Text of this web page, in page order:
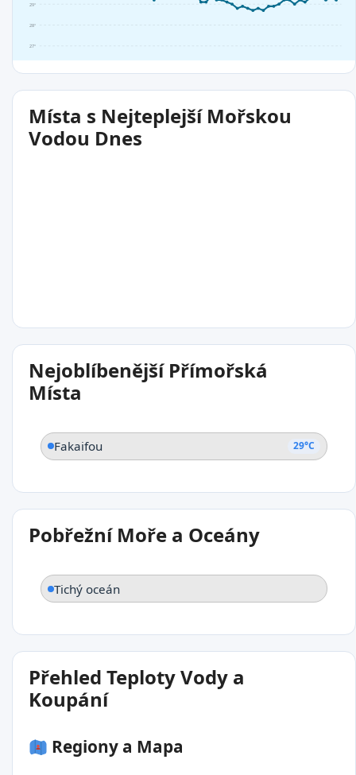
27°
28°
29°
Místa s Nejteplejší Mořskou
Vodou Dnes
29°C
Fakaifou
Nejoblíbenější Přímořská
Místa
Fakaifou 29°C
Pobřežní Moře a Oceány
Tichý oceán
Přehled Teploty Vody a
Koupání
Regiony a Mapa